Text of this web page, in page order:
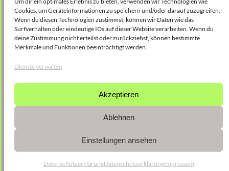
Cookies, um Geräteinformationen zu speichern und/oder darauf zuzugreifen.
Wenn du diesen Technologien zustimmst, können wir Daten wie das
Surfverhalten oder eindeutige IDs auf dieser Website verarbeiten. Wenn du
deine Zustimmung nicht erteilst oder zurückziehst, können bestimmte
Merkmale und Funktionen beeinträchtigt werden.
Dienste verwalten
Akzeptieren
Ablehnen
Einstellungen ansehen
DatenschutzerklärungDatenschutzerklärungImpressum
Veröffentlicht 9. Januar 2023 in